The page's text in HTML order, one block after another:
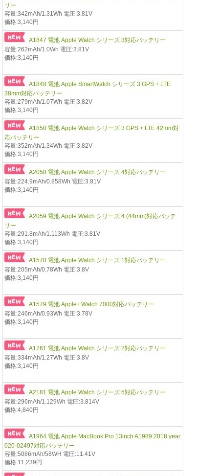
リー
容量:342mAh/1.31Wh 電圧:3.81V
価格:3,140円
A1847 電池 Apple Watch シリーズ 3対応バッテリー
容量:262mAh/1.0Wh 電圧:3.81V
価格:3,140円
A1848 電池 Apple SmartWatch シリーズ 3 GPS + LTE
38mm対応バッテリー
容量:279mAh/1.07Wh 電圧:3.82V
価格:3,140円
A1850 電池 Apple Watch シリーズ 3 GPS + LTE 42mm対
応バッテリー
容量:352mAh/1.34Wh 電圧:3.82V
価格:3,140円
A2058 電池 Apple Watch シリーズ 4対応バッテリー
容量:224.9mAh/0.858Wh 電圧:3.81V
価格:3,140円
A2059 電池 Apple Watch シリーズ 4 (44mm)対応バッテ
リー
容量:291.8mAh/1.113Wh 電圧:3.81V
価格:3,140円
A1578 電池 Apple Watch シリーズ 1対応バッテリー
容量:205mAh/0.78Wh 電圧:3.8V
価格:3,140円
A1579 電池 Apple i Watch 7000対応バッテリー
容量:246mAh/0.93Wh 電圧:3.78V
価格:3,140円
A1761 電池 Apple Watch シリーズ 2対応バッテリー
容量:334mAh/1.27Wh 電圧:3.8V
価格:3,140円
A2181 電池 Apple Watch シリーズ 5対応バッテリー
容量:296mAh/1.129Wh 電圧:3.814V
価格:4,840円
A1964 電池 Apple MacBook Pro 13inch A1989 2018 year
020-02497対応バッテリー
容量:5086mAh/58WH 電圧:11.41V
価格:11,239円